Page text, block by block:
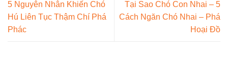
5 Nguyên Nhân Khiến Chó
Hú Liên Tục Thậm Chí Phá
Phác
Tại Sao Chó Con Nhai – 5
Cách Ngăn Chó Nhai – Phá
Hoại Đồ